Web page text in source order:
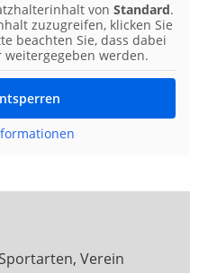
von Standard.
zuzugreifen, klicken Sie
beachten Sie, dass dabei
werden.
Sportarten, Verein